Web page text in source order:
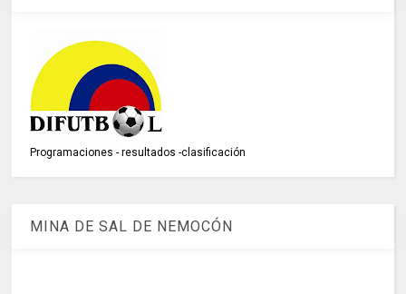
Programaciones - resultados -clasificación
MINA DE SAL DE NEMOCÓN